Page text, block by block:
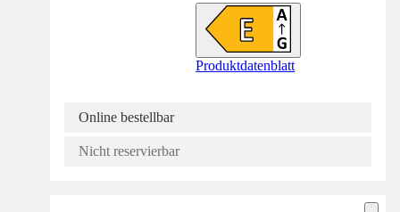
Produktdatenblatt
Online bestellbar
Nicht reservierbar